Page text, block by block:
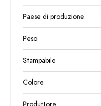
Paese di produzione
Peso
Stampabile
Colore